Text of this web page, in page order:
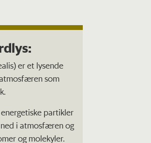
er et lysende
som
partikler
i atmosfæren og
og molekyler.